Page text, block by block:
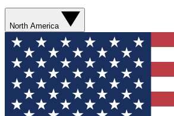
North America